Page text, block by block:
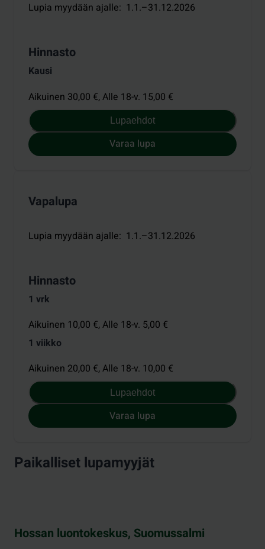
Lupia myydään ajalle: 1.1.–31.12.2026
Hinnasto
Kausi
Aikuinen 30,00 €,Alle 18-v. 15,00 €
Lupaehdot
Varaa lupa
Vapalupa
Lupia myydään ajalle: 1.1.–31.12.2026
Hinnasto
1 vrk
Aikuinen 10,00 €,Alle 18-v. 5,00 €
1 viikko
Aikuinen 20,00 €,Alle 18-v. 10,00 €
Lupaehdot
Varaa lupa
Paikalliset lupamyyjät
Hossan luontokeskus, Suomussalmi